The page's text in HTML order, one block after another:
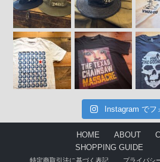
Instagram でフ
HOME ABOUT
SHOPPING GUIDE
特定商取引法に基づく表記 プライバシ